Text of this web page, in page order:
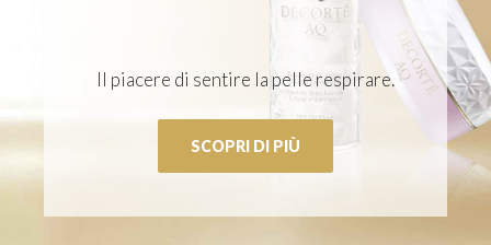
Il piacere di sentire la pelle respirare.
SCOPRI DI PIÙ